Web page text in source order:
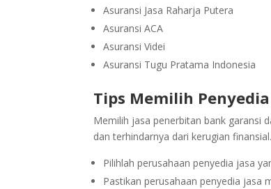
Asuransi Jasa Raharja Putera
Asuransi ACA
Asuransi Videi
Asuransi Tugu Pratama Indonesia
Tips Memilih
Memilih jasa penerbitan bank garansi
dan terhindarnya dari kerugian
Pilihlah perusahaan penyedia jasa
Pastikan perusahaan penyedia jasa